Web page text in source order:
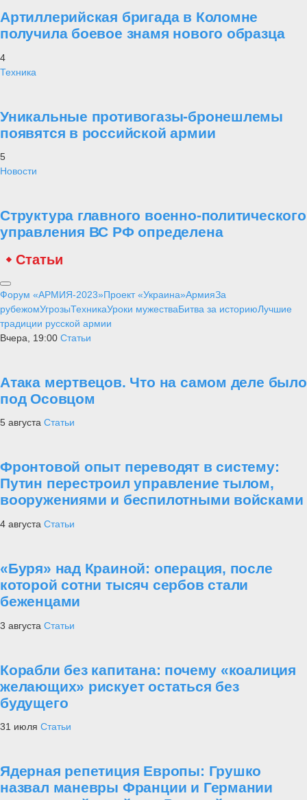
Артиллерийская бригада в Коломне
получила боевое знамя нового образца
4
Техника
Уникальные противогазы-бронешлемы
появятся в российской армии
5
Новости
Структура главного военно-политического
управления ВС РФ определена
Статьи
Форум «АРМИЯ-2023»Проект «Украина»АрмияЗа
рубежомУгрозыТехникаУроки мужестваБитва за историюЛучшие
традиции русской армии
Вчера, 19:00 Статьи
Атака мертвецов. Что на самом деле было
под Осовцом
5 августа Статьи
Фронтовой опыт переводят в систему:
Путин перестроил управление тылом,
вооружениями и беспилотными войсками
4 августа Статьи
«Буря» над Краиной: операция, после
которой сотни тысяч сербов стали
беженцами
3 августа Статьи
Корабли без капитана: почему «коалиция
желающих» рискует остаться без
будущего
31 июля Статьи
Ядерная репетиция Европы: Грушко
назвал маневры Франции и Германии